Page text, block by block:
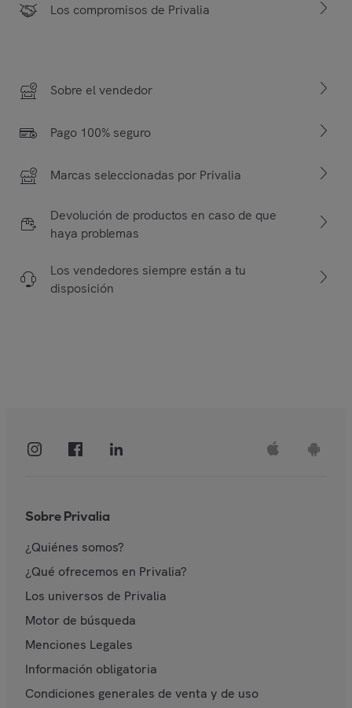
Los compromisos de Privalia
Sobre el vendedor
Pago 100% seguro
Marcas seleccionadas por Privalia
Devolución de productos en caso de que
haya problemas
Los vendedores siempre están a tu
disposición
Sobre Privalia
¿Quiénes somos?
¿Qué ofrecemos en Privalia?
Los universos de Privalia
Motor de búsqueda
Menciones Legales
Información obligatoria
Condiciones generales de venta y de uso